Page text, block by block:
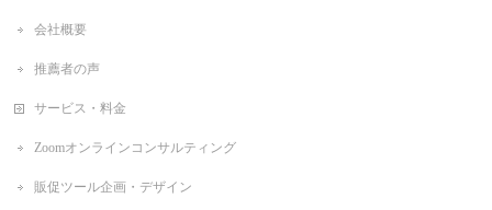
会社概要
推薦者の声
サービス・料金
Zoomオンラインコンサルティング
販促ツール企画・デザイン